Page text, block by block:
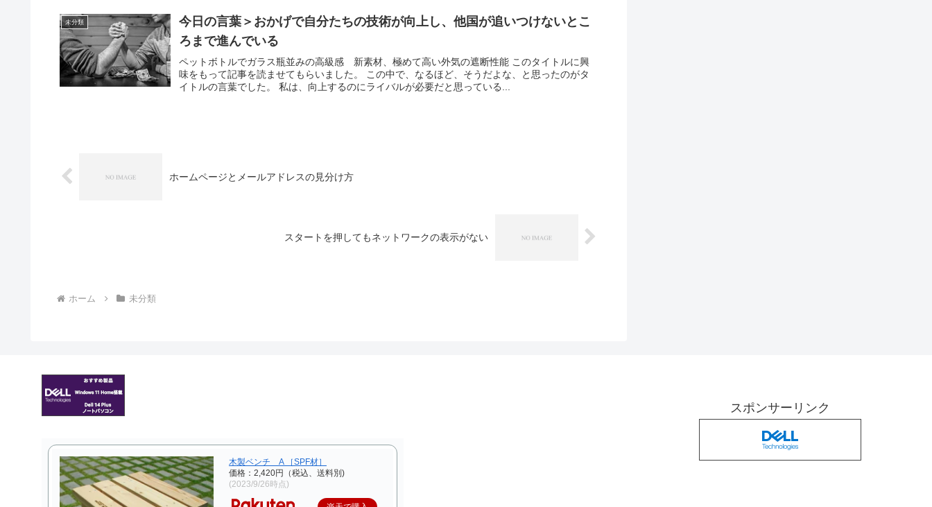
未分類
今日の言葉＞おかげで自分たちの技術が向上し、他国が追いつけないとこ
ろまで進んでいる
ペットボトルでガラス瓶並みの高級感 新素材、極めて高い外気の遮断性能 このタイトルに興
味をもって記事を読ませてもらいました。 この中で、なるほど、そうだよな、と思ったのがタ
イトルの言葉でした。 私は、向上するのにライバルが必要だと思っている...
ホームページとメールアドレスの見分け方
スタートを押してもネットワークの表示がない
ホーム 未分類
木製ベンチ A ［SPF材］
価格：2,420円（税込、送料別)
(2023/9/26時点)
スポンサーリンク